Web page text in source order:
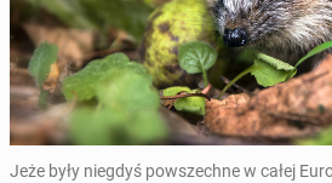
Jeże były niegdyś powszechne w całej